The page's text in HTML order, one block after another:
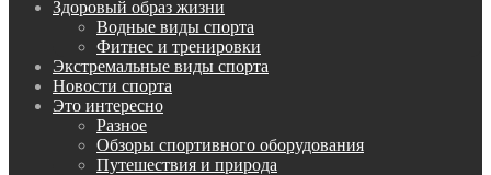
Здоровый образ жизни
Водные виды спорта
Фитнес и тренировки
Экстремальные виды спорта
Новости спорта
Это интересно
Разное
Обзоры спортивного оборудования
Путешествия и природа